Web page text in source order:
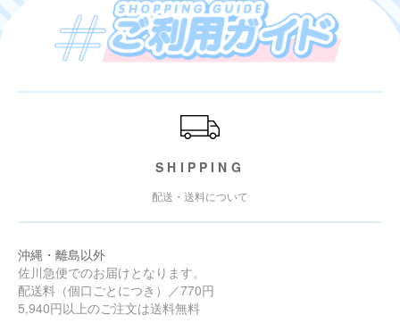
SHIPPING
配送・送料について
沖縄・離島以外
佐川急便でのお届けとなります。
配送料（個口ごとにつき）／770円
5,940円以上のご注文は送料無料